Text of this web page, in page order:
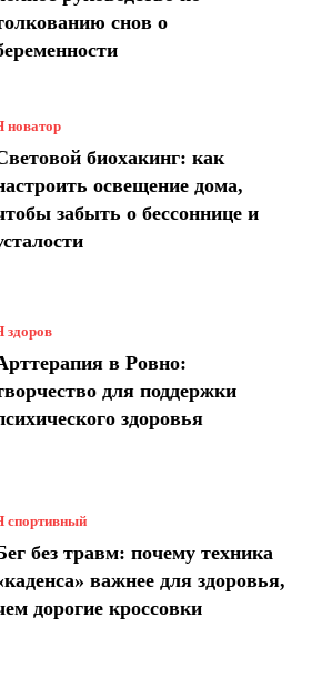
снов о
новатор
биохакинг: как
освещение дома,
забыть о бессоннице и
здоров
в Ровно:
для поддержки
здоровья
спортивный
без травм: почему техника
важнее для здоровья,
дорогие кроссовки